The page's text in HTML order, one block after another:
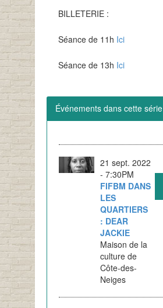
BILLETERIE :
Séance de 11h Ici
Séance de 13h Ici
Événements dans cette série
21 sept. 2022
- 7:30PM
FIFBM DANS
LES
QUARTIERS
: DEAR
JACKIE
Maison de la
culture de
Côte-des-
Neiges